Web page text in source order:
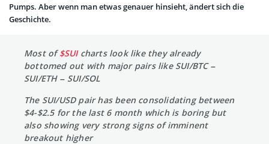
Pumps. Aber wenn man etwas genauer hinsieht, ändert sich die
Geschichte.
Most of$SUIcharts look like they already
bottomed out with major pairs like SUI/BTC –
SUI/ETH – SUI/SOL
The SUI/USD pair has been consolidating between
$4-$2.5 for the last 6 month which is boring but
also showing very strong signs of imminent
breakout higher